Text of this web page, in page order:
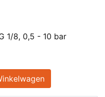
1/8, 0,5 - 10 bar